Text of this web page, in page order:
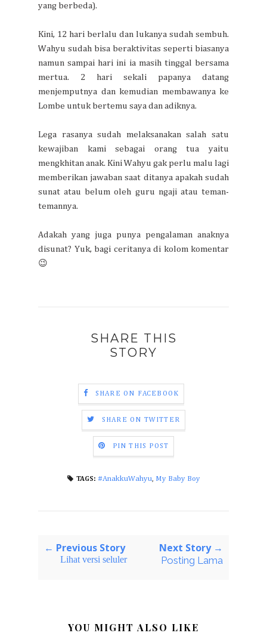
yang berbeda).
Kini, 12 hari berlalu dan lukanya sudah sembuh.
Wahyu sudah bisa beraktivitas seperti biasanya
namun sampai hari ini ia masih tinggal bersama
mertua. 2 hari sekali papanya datang
menjemputnya dan kemudian membawanya ke
Lombe untuk bertemu saya dan adiknya.
Lega rasanya sudah melaksanakan salah satu
kewajiban kami sebagai orang tua yaitu
mengkhitan anak. Kini Wahyu gak perlu malu lagi
memberikan jawaban saat ditanya apakah sudah
sunat atau belum oleh guru ngaji atau teman-
temannya.
Adakah yang juga punya pengalaman anaknya
disunat? Yuk, bagi ceritanya di kolom komentar
😉
SHARE THIS
STORY
SHARE ON FACEBOOK
SHARE ON TWITTER
PIN THIS POST
TAGS: #AnakkuWahyu, My Baby Boy
← Previous Story Next Story →
Posting Lama
Lihat versi seluler
YOU MIGHT ALSO LIKE